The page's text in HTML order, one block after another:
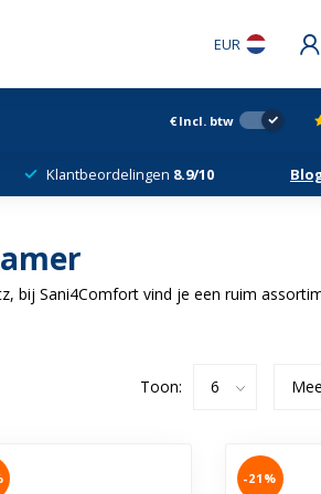
EUR
€ Incl. btw
Klantbeordelingen 8.9/10
bij Sani4Comfort vind je een ruim
Toon:
-21%